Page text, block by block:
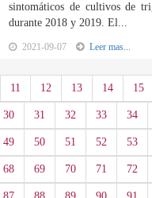
sintomáticos de cultivos de
durante 2018 y 2019. El...
2021-09-07 Leer mas...
11 12 13 14 15
30 31 32 33 34
49 50 51 52 53
68 69 70 71 72